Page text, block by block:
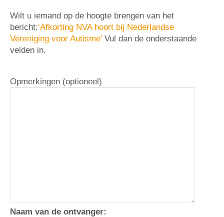
Wilt u iemand op de hoogte brengen van het
bericht:‘Afkorting NVA hoort bij Nederlandse
Vereniging voor Autisme’ Vul dan de onderstaande
velden in.
Opmerkingen (optioneel)
Naam van de ontvanger: